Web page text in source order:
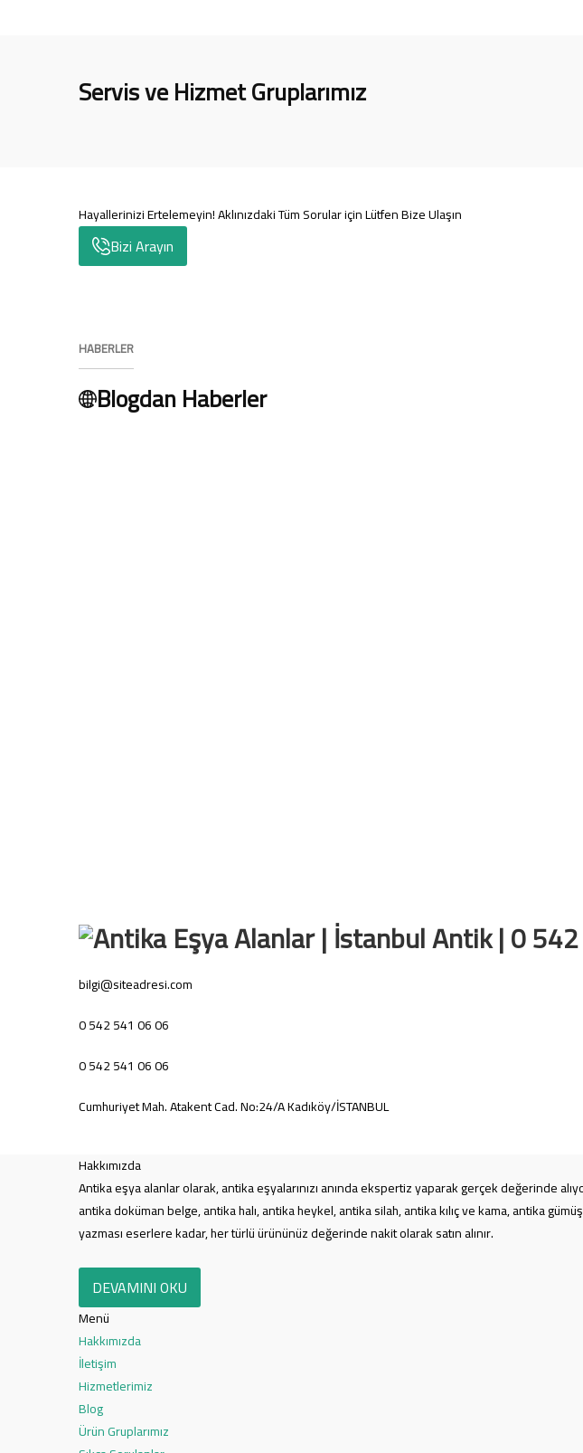
Servis ve Hizmet Gruplarımız
Hayallerinizi Ertelemeyin! Aklınızdaki Tüm Sorular için Lütfen Bize Ulaşın
Bizi Arayın
HABERLER
Blogdan Haberler
bilgi@siteadresi.com
0 542 541 06 06
0 542 541 06 06
Cumhuriyet Mah. Atakent Cad. No:24/A Kadıköy/İSTANBUL
Hakkımızda
Antika eşya alanlar olarak, antika eşyalarınızı anında ekspertiz yaparak gerçek değerinde
antika doküman belge, antika halı, antika heykel, antika silah, antika kılıç ve kama, antika
yazması eserlere kadar, her türlü ürününüz değerinde nakit olarak satın alınır.
DEVAMINI OKU
Menü
Hakkımızda
İletişim
Hizmetlerimiz
Blog
Ürün Gruplarımız